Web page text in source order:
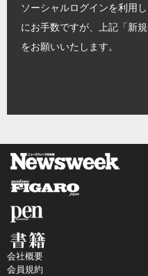
ソーシャルログインを利用
にお手数ですが、上記「新
をお願いいたします。
会社概要
会員規約